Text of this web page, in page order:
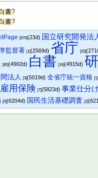
書?
書?
[870](23d) 国立研究開発法
監督署 [1](2569d) 省庁 [33]
[80](4902d) 白書 [34](4915d)
法人 [3](5019d)全省庁統一資格 [1]
雇用保険 [7](5823d)事業仕分け
[0](6204d) 国民生活基礎調査 [2]